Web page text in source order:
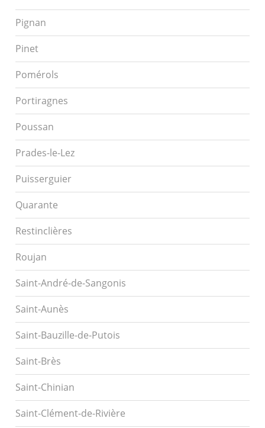
Pignan
Pinet
Pomérols
Portiragnes
Poussan
Prades-le-Lez
Puisserguier
Quarante
Restinclières
Roujan
Saint-André-de-Sangonis
Saint-Aunès
Saint-Bauzille-de-Putois
Saint-Brès
Saint-Chinian
Saint-Clément-de-Rivière